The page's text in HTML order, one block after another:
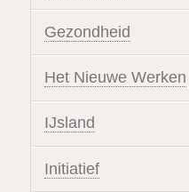
Gezondheid
Het Nieuwe Werken
IJsland
Initiatief